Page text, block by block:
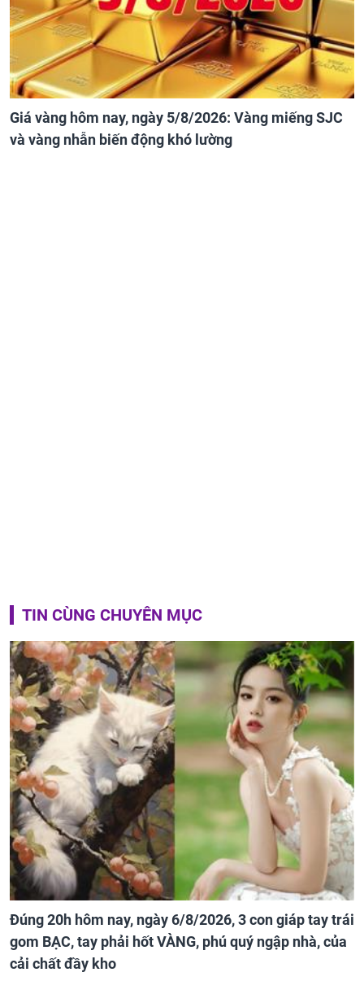
Giá vàng hôm nay, ngày 5/8/2026: Vàng miếng SJC
và vàng nhẫn biến động khó lường
TIN CÙNG CHUYÊN MỤC
Đúng 20h hôm nay, ngày 6/8/2026, 3 con giáp tay trái
gom BẠC, tay phải hốt VÀNG, phú quý ngập nhà, của
cải chất đầy kho